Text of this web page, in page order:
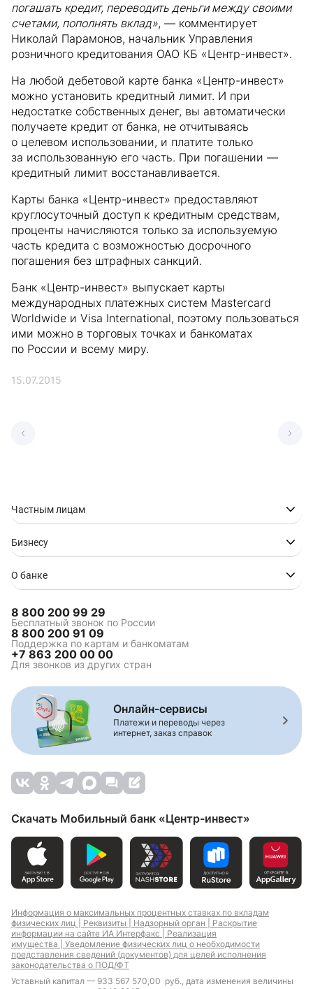
погашать кредит, переводить деньги между своими
счетами, пополнять вклад», — комментирует
Николай Парамонов, начальник Управления
розничного кредитования ОАО КБ «Центр-инвест».
На любой дебетовой карте банка «Центр-инвест»
можно установить кредитный лимит. И при
недостатке собственных денег, вы автоматически
получаете кредит от банка, не отчитываясь
о целевом использовании, и платите только
за использованную его часть. При погашении —
кредитный лимит восстанавливается.
Карты банка «Центр-инвест» предоставляют
круглосуточный доступ к кредитным средствам,
проценты начисляются только за используемую
часть кредита с возможностью досрочного
погашения без штрафных санкций.
Банк «Центр-инвест» выпускает карты
международных платежных систем Mastercard
Worldwide и Visa International, поэтому пользоваться
ими можно в торговых точках и банкоматах
по России и всему миру.
15.07.2015
Частным лицам
Бизнесу
О банке
8 800 200 99 29
Бесплатный звонок по России
8 800 200 91 09
Поддержка по картам и банкоматам
+7 863 200 00 00
Для звонков из других стран
Онлайн-сервисы
Платежи и переводы через
интернет, заказ справок
Скачать Мобильный банк «Центр-инвест»
Информация о максимальных процентных ставках по вкладам
физических лиц | Реквизиты | Надзорный орган | Раскрытие
информации на сайте ИА Интерфакс | Реализация
имущества | Уведомление физических лиц о необходимости
представления сведений (документов) для целей исполнения
законодательства о ПОД/ФТ
Уставный капитал — 933 567 570,00 руб., дата изменения величины